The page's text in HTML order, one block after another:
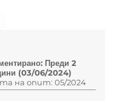
Преди 2
(03/06/2024)
на опит: 05/2024